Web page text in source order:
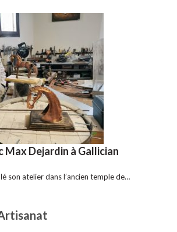
Max Dejardin à Gallician
son atelier dans l’ancien temple de…